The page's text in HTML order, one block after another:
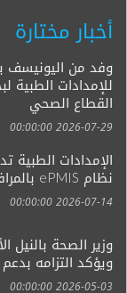
أخبار مختارة
وفد من اليونيسف
للإمدادات الطبية
القطاع الصحي
2026-07-29 00:00:00
الإمدادات الطبية
نظام ePMIS بالمرافق الصحية في (12) ولاية
2026-07-14 00:00:00
وزير الصحة بالنيل
ويؤكد التزامه
2026-05-03 00:00:00